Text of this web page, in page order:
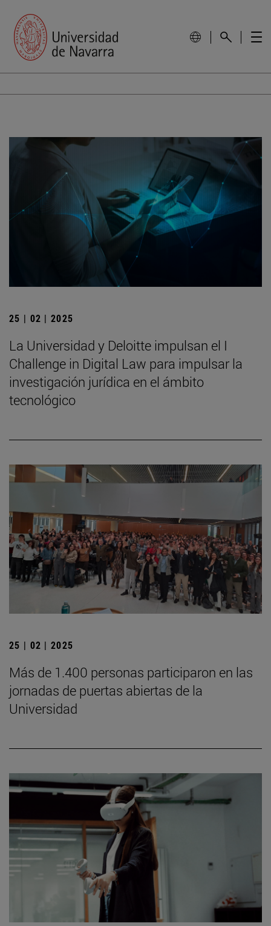
25 | 02 | 2025
La Universidad y Deloitte impulsan el I
Challenge in Digital Law para impulsar la
investigación jurídica en el ámbito
tecnológico
25 | 02 | 2025
Más de 1.400 personas participaron en las
jornadas de puertas abiertas de la
Universidad